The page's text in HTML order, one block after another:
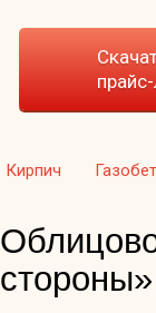
Кирпич
стороны»